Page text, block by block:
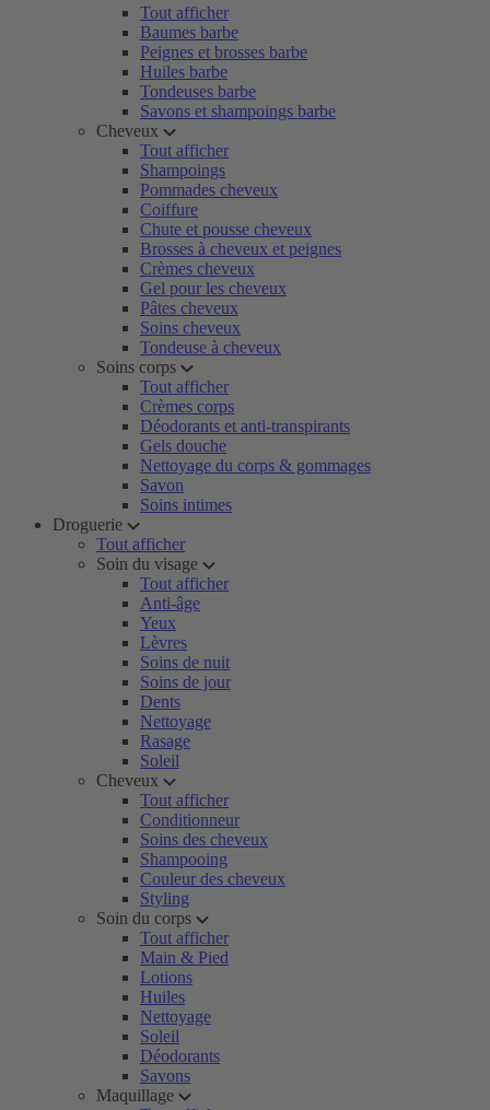
Tout afficher
Baumes barbe
Peignes et brosses barbe
Huiles barbe
Tondeuses barbe
Savons et shampoings barbe
Cheveux
Tout afficher
Shampoings
Pommades cheveux
Coiffure
Chute et pousse cheveux
Brosses à cheveux et peignes
Crèmes cheveux
Gel pour les cheveux
Pâtes cheveux
Soins cheveux
Tondeuse à cheveux
Soins corps
Tout afficher
Crèmes corps
Déodorants et anti-transpirants
Gels douche
Nettoyage du corps & gommages
Savon
Soins intimes
Droguerie
Tout afficher
Soin du visage
Tout afficher
Anti-âge
Yeux
Lèvres
Soins de nuit
Soins de jour
Dents
Nettoyage
Rasage
Soleil
Cheveux
Tout afficher
Conditionneur
Soins des cheveux
Shampooing
Couleur des cheveux
Styling
Soin du corps
Tout afficher
Main & Pied
Lotions
Huiles
Nettoyage
Soleil
Déodorants
Savons
Maquillage